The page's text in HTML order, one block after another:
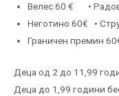
Велес 60 € •
Неготино 60€ •
Граничен премин
Деца од 2 до 11,99
Деца до 1,99 години